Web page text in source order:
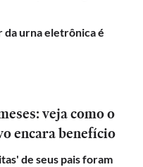
da urna eletrônica é
veja como o
encara benefício
de seus pais foram